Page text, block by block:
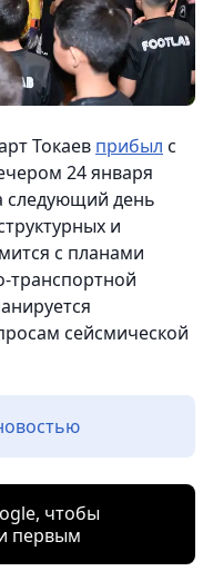
Токаев прибыл с
24 января
следующий день
и
с планами
транспортной
сейсмической
чтобы
первым